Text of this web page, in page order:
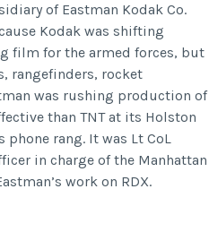
of Eastman Kodak Co.
Kodak was shifting
film for the armed forces, but
rangefinders, rocket
was rushing production of
than TNT at its Holston
phone rang. It was Lt CoL
in charge of the Manhattan
work on RDX.